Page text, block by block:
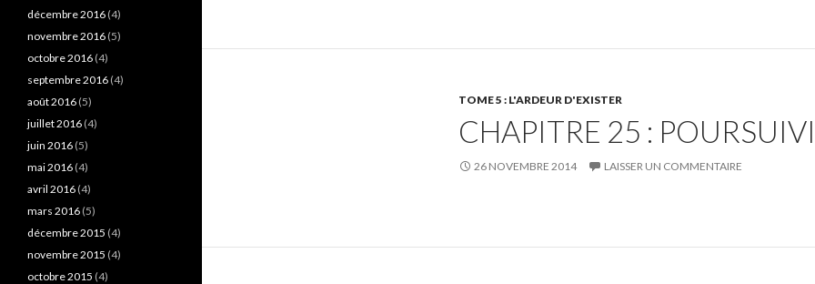
TOME 5 : L'ARDEUR D'EXISTER
CHAPITRE 25 :
26 NOVEMBRE 2014 LAISSER UN COMMENTAIRE
décembre 2016 (4)
novembre 2016 (5)
octobre 2016 (4)
septembre 2016 (4)
août 2016 (5)
juillet 2016 (4)
juin 2016 (5)
mai 2016 (4)
avril 2016 (4)
mars 2016 (5)
décembre 2015 (4)
novembre 2015 (4)
octobre 2015 (4)